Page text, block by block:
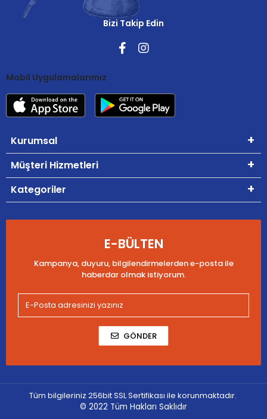
Bizi Takip Edin
Mobil Uygulamalarımız
Kurumsal
Müşteri Hizmetleri
Kategoriler
E-BÜLTEN
Kampanya, duyuru, bilgilendirmelerden e-posta ile
haberdar olmak istiyorum.
GÖNDER
Tüm bilgileriniz 256bit SSL Sertifikası ile korunmaktadır.
© 2022 Tüm Hakları Saklıdır